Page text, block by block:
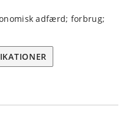
adfærd; forbrug;